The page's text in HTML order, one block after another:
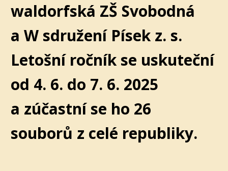
waldorfská ZŠ Svobodná
a W sdružení Písek z. s.
Letošní ročník se uskuteční
od 4. 6. do 7. 6. 2025
a zúčastní se ho 26
souborů z celé republiky.